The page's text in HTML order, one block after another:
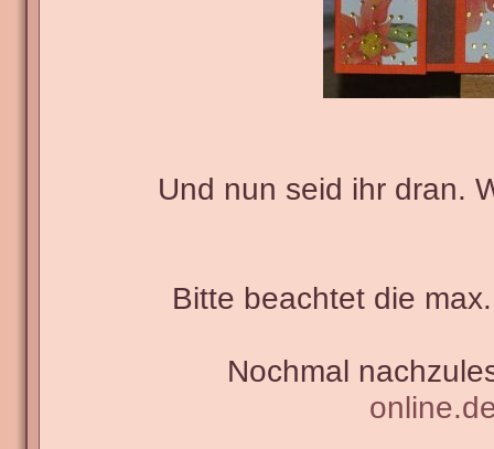
Und nun seid ihr dran.
Bitte beachtet die
Nochmal